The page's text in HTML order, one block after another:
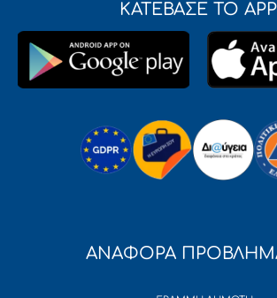
ΚΑΤΕΒΑΣΕ ΤΟ APP
ΑΝΑΦΟΡΑ